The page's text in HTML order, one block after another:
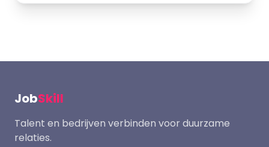
JobSkill
Talent en bedrijven verbinden voor duurzame
relaties.